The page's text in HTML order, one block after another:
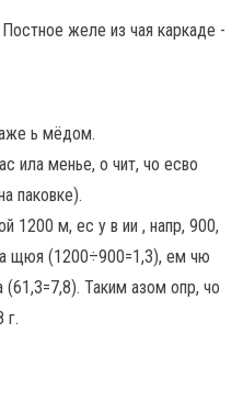
ь мёдом.
ила менье, о чит, чо есво
паковке).
1200 м, ес у в ии , напр, 900,
щюя (1200÷900=1,3), ем чю
Таким азом опр, чо
г.